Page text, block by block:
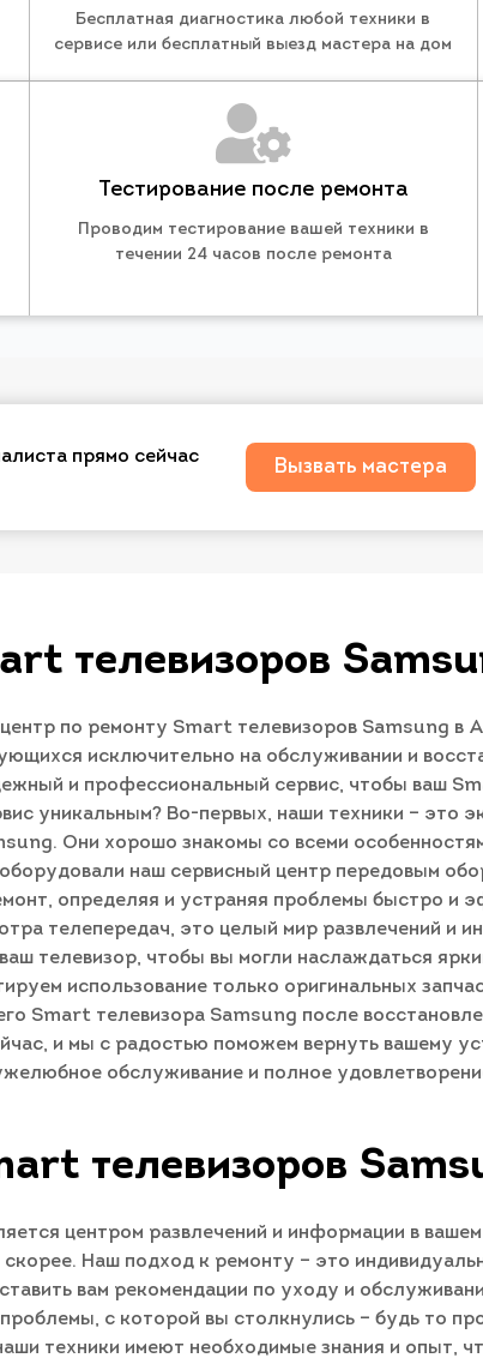
Бесплатная диагностика любой техники в
сервисе или бесплатный выезд мастера на дом
Тестирование после ремонта
Проводим тестирование вашей техники в
течении 24 часов после ремонта
прямо сейчас
Вызвать мастера
телевизоров
по ремонту Smart телевизоров Samsung
исключительно на обслуживании и
и профессиональный сервис, чтобы ваш
уникальным? Во-первых, наши техники – это
Они хорошо знакомы со всеми
наш сервисный центр передовым
определяя и устраняя проблемы быстро и
телепередач, это целый мир развлечений и
телевизор, чтобы вы могли наслаждаться
использование только оригинальных
Smart телевизора Samsung после
и мы с радостью поможем вернуть вашему
обслуживание и полное
телевизоров
центром развлечений и информации в
скорее. Наш подход к ремонту – это
вам рекомендации по уходу и
с которой вы столкнулись – будь то
техники имеют необходимые знания и опыт,